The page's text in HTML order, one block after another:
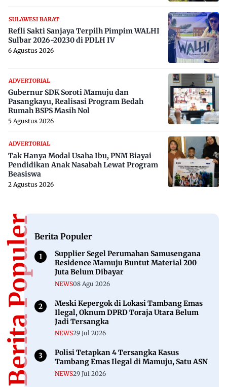
SULAWESI BARAT
Refli Sakti Sanjaya Terpilh Pimpim WALHI
Sulbar 2026-20230 di PDLH IV
6 Agustus 2026
ADVERTORIAL
Gubernur SDK Soroti Mamuju dan
Pasangkayu, Realisasi Program Bedah
Rumah BSPS Masih Nol
5 Agustus 2026
ADVERTORIAL
Tak Hanya Modal Usaha Ibu, PNM Biayai
Pendidikan Anak Nasabah Lewat Program
Beasiswa
2 Agustus 2026
Berita PopulerBerita Populer
Supplier Segel Perumahan Samusengana
Residence Mamuju Buntut Material 200
Juta Belum Dibayar
NEWS08 Agu 2026
Meski Kepergok di Lokasi Tambang Emas
Ilegal, Oknum DPRD Toraja Utara Belum
Jadi Tersangka
NEWS29 Jul 2026
Polisi Tetapkan 4 Tersangka Kasus
Tambang Emas Ilegal di Mamuju, Satu ASN
NEWS29 Jul 2026